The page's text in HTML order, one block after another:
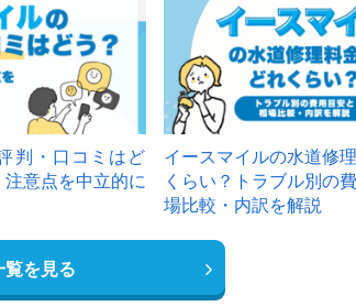
判・口コミはど
注意点を中立的に
イースマイルの水道修
くらい？トラブル別の
場比較・内訳を解説
覧を見る